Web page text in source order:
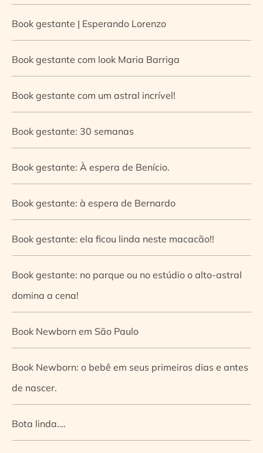
Book gestante | Esperando Lorenzo
Book gestante com look Maria Barriga
Book gestante com um astral incrível!
Book gestante: 30 semanas
Book gestante: À espera de Benício.
Book gestante: à espera de Bernardo
Book gestante: ela ficou linda neste macacão!!
Book gestante: no parque ou no estúdio o alto-astral
domina a cena!
Book Newborn em São Paulo
Book Newborn: o bebê em seus primeiros dias e antes
de nascer.
Bota linda….